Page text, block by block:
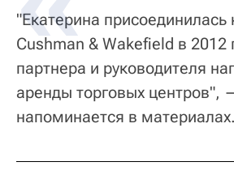
"Екатерина присоединилась
Cushman & Wakefield в 2012
партнера и руководителя
аренды торговых центров",
напоминается в материалах.